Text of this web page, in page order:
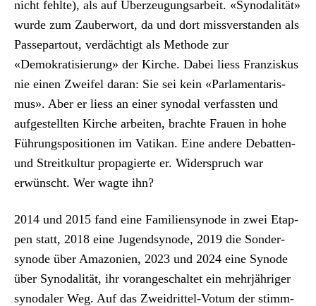
nicht fehlte), als auf Überzeu­gungsar­beit. «Syn­odal­ität»
wurde zum Zauber­wort, da und dort missver­standen als
Passep­a­rtout, verdächtigt als Meth­ode zur
«Demokratisierung» der Kirche. Dabei liess Franziskus
nie einen Zweifel daran: Sie sei kein «Par­la­men­taris­
mus». Aber er liess an ein­er syn­odal ver­fassten und
aufgestell­ten Kirche arbeit­en, brachte Frauen in hohe
Führungspo­si­tio­nen im Vatikan. Eine andere Debat­ten-
und Stre­itkul­tur propagierte er. Wider­spruch war
erwün­scht. Wer wagte ihn?
2014 und 2015 fand eine Fam­i­lien­syn­ode in zwei Etap­
pen statt, 2018 eine Jugendsyn­ode, 2019 die Son­der­
syn­ode über Ama­zonien, 2023 und 2024 eine Syn­ode
über Syn­odal­ität, ihr vor­angeschal­tet ein mehrjähriger
syn­odaler Weg. Auf das Zwei­drit­tel-Votum der stimm­